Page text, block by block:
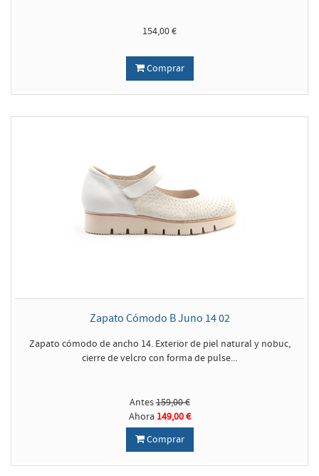
154,00 €
Comprar
Zapato Cómodo B Juno 14 02
Zapato cómodo de ancho 14. Exterior de piel natural y nobuc,
cierre de velcro con forma de pulse...
Antes159,00 €
Ahora 149,00 €
Comprar